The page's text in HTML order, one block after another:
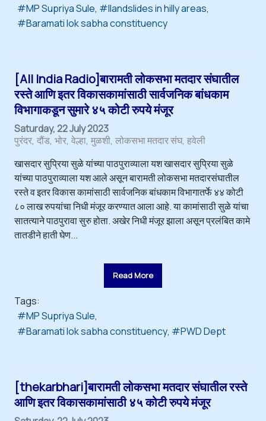
MP Supriya Sule
llandslides in hilly areas
Baramati lok sabha constituency
[All India Radio]बारामती लोकसभा मतदार संघातील
रस्ते आणि इतर विकासकामांसाठी सार्वजनिक बांधकाम
विभागाकडून सुमारे ४५ कोटी रुपये मंजूर
Saturday, 22 July 2023
पुरंदर दौंड भोर वेल्हा मुळशी लोकसभा मतदार संघ हवेली
खासदार सुप्रिया सुळे यांच्या पाठपुराव्याला यश खासदार सुप्रिया सुळे
यांच्या पाठपुराव्याला यश आले असून बारामती लोकसभा मतदारसंघातील
रस्ते व इतर विकास कामांसाठी सार्वजनिक बांधकाम विभागातर्फे ४४ कोटी
८० लाख रुपयांचा निधी मंजूर करण्यात आला आहे. या कामांसाठी सुळे यांचा
सातत्याने पाठपुरावा सुरु होता. अखेर निधी मंजूर झाला असून प्रलंबित कामे
तातडीने हाती घेण...
Read More
Tags:
MP Supriya Sule
Baramati lok sabha constituency
PWD Dept
[thekarbhari]बारामती लोकसभा मतदार संघातील रस्ते
आणि इतर विकासकामांसाठी ४५ कोटी रुपये मंजूर